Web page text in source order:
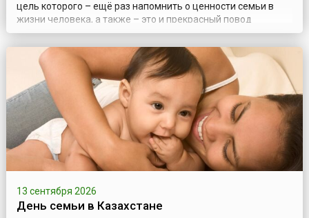
цель которого – ещё раз напомнить о ценности семьи в
жизни человека, а также – это и прекрасный повод
провести время вместе с родными людьми. Родиной
праздника является один из российских регионов –
Ульяновская область, где инициаторами учреждения
такого дня, с целью поддержки и сохранения семь...
13 сентября 2026
День семьи в Казахстане